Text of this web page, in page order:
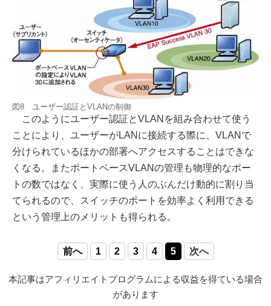
図8 ユーザー認証とVLANの制御
このようにユーザー認証とVLANを組み合わせて使う
ことにより、ユーザーがLANに接続する際に、VLANで
分けられているほかの部署へアクセスすることはできな
くなる。またポートベースVLANの管理も物理的なポー
トの数ではなく、実際に使う人のぶんだけ動的に割り当
てられるので、スイッチのポートを効率よく利用できる
という管理上のメリットも得られる。
前へ 1 2 3 4 5 次へ
本記事はアフィリエイトプログラムによる収益を得ている場合
があります